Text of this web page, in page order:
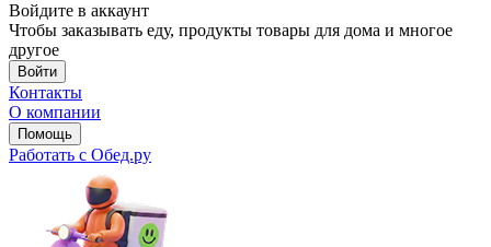
Войдите в аккаунт
Чтобы заказывать еду, продукты товары для дома и многое
другое
Войти
Контакты
О компании
Помощь
Работать с Обед.ру